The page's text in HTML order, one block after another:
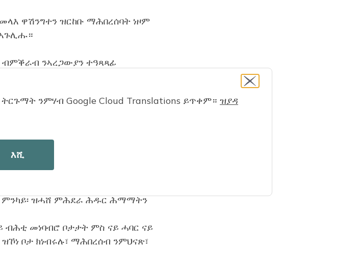
ዋሽንግተን ዝርከቡ ማሕበረሰባት ነዞም
ንኣረጋውያን ተዓጻጻፊ
እናሃለወ ማሕበረሰባዊ ባህሪ ዝሕሉ
ኣረጋውያን ኣብቲ ዝፈልጥዎ ከባቢታት
ኣማራጺታት ኣባይቲ ይውክሉ፣ እንተኾነ
ንጸቕጢ ልምዓታዊ ተቓላዕቲ እናኾኑ
ዝወድቁ ማሕበረሰቦም ናይ ምዕዳግ ዓቕሞም
ድሮ ኣረጋውያን ዝነብሩሉ ኣፓርታማታት
መደባት ምንቅስቓስ ኣካላትን
ምንካይ፡ ዝሓሸ ምሕደራ ሕዱር ሕማማትን
ብሕቲ መነባብሮ ቦታታት ምስ ናይ ሓባር ናይ
ቦታ ክነብሩሉ፣ ማሕበረሰብ ንምህናጽ፣
ንምሃብ Google Cloud Translations ይጥቀም። ዝያዳ
እሺ